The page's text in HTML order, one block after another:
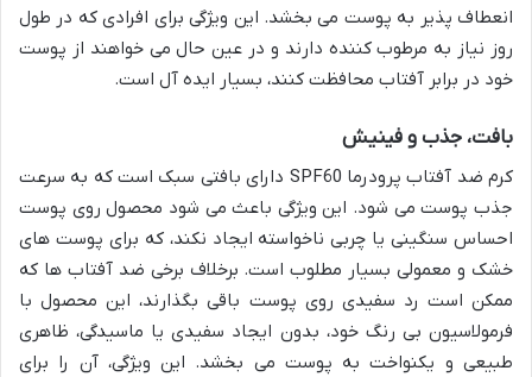
انعطاف پذیر به پوست می بخشد. این ویژگی برای افرادی که در طول
روز نیاز به مرطوب کننده دارند و در عین حال می خواهند از پوست
خود در برابر آفتاب محافظت کنند، بسیار ایده آل است.
بافت، جذب و فینیش
کرم ضد آفتاب پرودرما SPF60 دارای بافتی سبک است که به سرعت
جذب پوست می شود. این ویژگی باعث می شود محصول روی پوست
احساس سنگینی یا چربی ناخواسته ایجاد نکند، که برای پوست های
خشک و معمولی بسیار مطلوب است. برخلاف برخی ضد آفتاب ها که
ممکن است رد سفیدی روی پوست باقی بگذارند، این محصول با
فرمولاسیون بی رنگ خود، بدون ایجاد سفیدی یا ماسیدگی، ظاهری
طبیعی و یکنواخت به پوست می بخشد. این ویژگی، آن را برای